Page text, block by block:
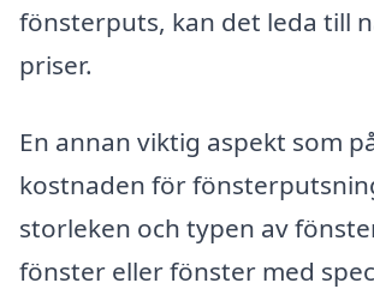
fönsterputs, kan det leda till
priser.
En annan viktig aspekt som
kostnaden för
storleken och typen av
fönster eller fönster med